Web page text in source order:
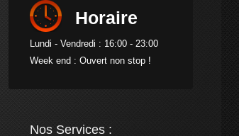
Horaire
Lundi - Vendredi : 16:00 - 23:00
Week end : Ouvert non stop !
Nos Services :